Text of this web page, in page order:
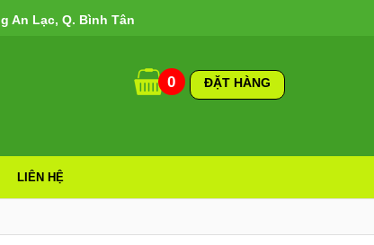
An Lạc, Q. Bình Tân
0 ĐẶT HÀNG
LIÊN HỆ